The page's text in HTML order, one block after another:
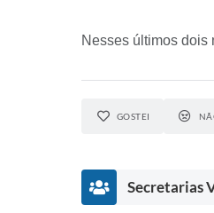
Nesses últimos dois
GOSTEI
Secretarias